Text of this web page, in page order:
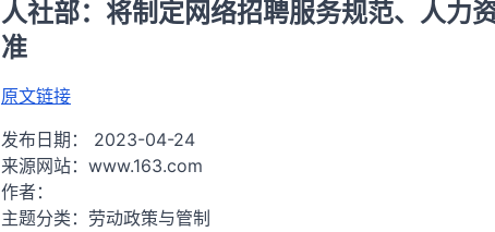
人社部：将制定网络招聘服务规范、人力
准
原文链接
发布日期： 2023-04-24
来源网站： www.163.com
作者：
主题分类： 劳动政策与管制